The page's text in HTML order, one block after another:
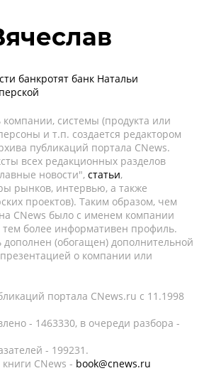
банкротят банк Натальи
системы (продукта или
и т.п. создается редактором
публикаций портала CNews.
всех редакционных разделов
новости", статьи,
рынков, интервью, а также
проектов). Таким образом, чем
CNews было с именем компании
тем более информативен профиль.
(обогащен) дополнительной
о компании или
портала CNews.ru c 11.1998
- 1463330, в очереди разбора -
- 199231.
CNews - book@cnews.ru